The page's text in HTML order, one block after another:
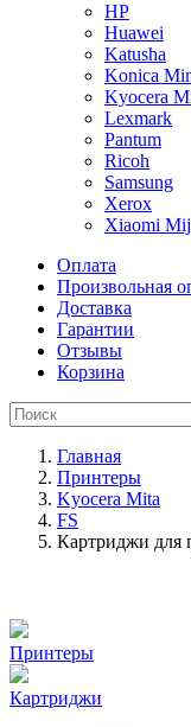
HP
Huawei
Katusha
Konica
Kyocera
Lexmark
Pantum
Ricoh
Samsung
Xerox
Xiaomi
Оплата
Произвольная
Доставка
Гарантии
Отзывы
Корзина
Главная
Принтеры
Kyocera Mita
FS
Картриджи для
Принтеры
Картриджи